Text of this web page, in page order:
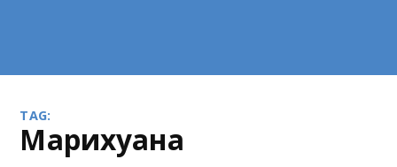
TAG:
марихуана